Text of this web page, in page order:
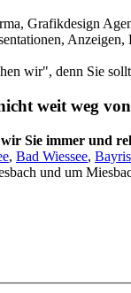
Grafikdesign
wir", denn Sie
weit weg
Sie immer und
, Bad Wiessee,
und um